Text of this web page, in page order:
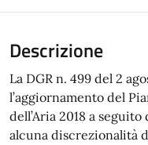
Descrizione
La DGR n. 499 del 2
l’aggiornamento del
dell’Aria 2018 a
alcuna discrezionalità